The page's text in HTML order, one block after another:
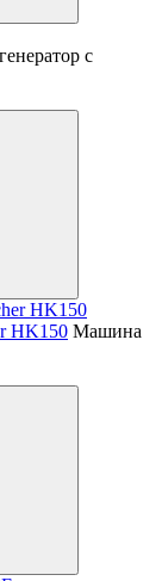
с
HK150 Машина